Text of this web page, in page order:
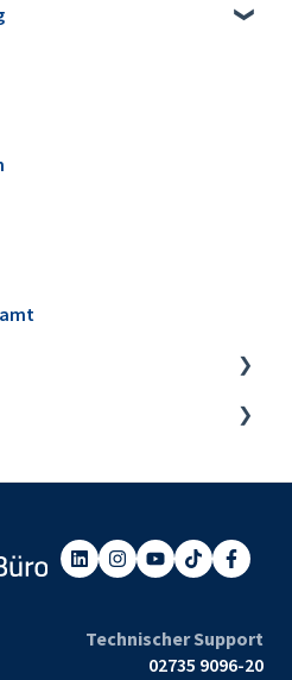
Cloud
Technischer Support
02735 9096-20